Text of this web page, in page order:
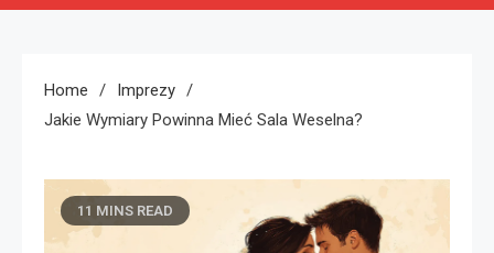
Home
Imprezy
Jakie Wymiary Powinna Mieć Sala Weselna?
11 MINS READ